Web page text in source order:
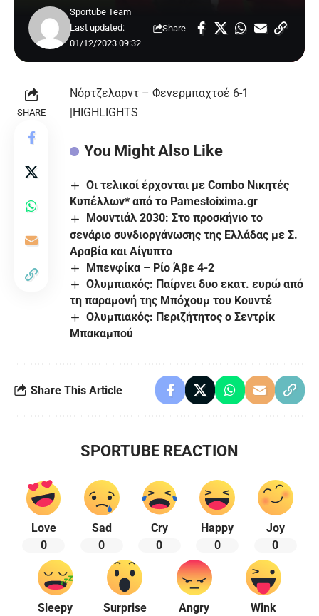
Last updated:
01/12/2023 09:32
Sportube Team
Share
SHARE
Νόρτζελαρντ – Φενερμπαχτσέ 6-1
|HIGHLIGHTS
You Might Also Like
Οι τελικοί έρχονται με Combo Νικητές
Κυπέλλων* από το Pamestoixima.gr
Μουντιάλ 2030: Στο προσκήνιο το
σενάριο συνδιοργάνωσης της Ελλάδας με Σ.
Αραβία και Αίγυπτο
Μπενφίκα – Ρίο Άβε 4-2
Ολυμπιακός: Παίρνει δυο εκατ. ευρώ από
τη παραμονή της Μπόχουμ του Κουντέ
Ολυμπιακός: Περιζήτητος ο Σεντρίκ
Μπακαμπού
Share This Article
SPORTUBE REACTION
Love
0
Sad
0
Cry
0
Happy
0
Joy
0
Sleepy
Surprise
Angry
Wink